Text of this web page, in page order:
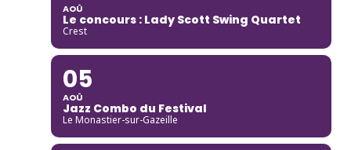
AOÛ
Le concours : Lady Scott Swing Quartet
Crest
05
AOÛ
Jazz Combo du Festival
Le Monastier-sur-Gazeille